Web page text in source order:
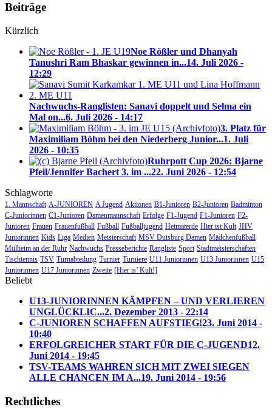
Beiträge
Kürzlich
Noe Rößler und Dhanyah
Tanushri Ram Bhaskar gewinnen in...14. Juli 2026 -
12:29
Nachwuchs-Ranglisten: Sanavi doppelt und Selma ein
Mal on...6. Juli 2026 - 14:17
3. Platz für
Maximiliam Böhm bei den Niederberg Junior...1. Juli
2026 - 10:35
Ruhrpott Cup 2026: Bjarne
Pfeil/Jennifer Bachert 3. im ...22. Juni 2026 - 12:54
Schlagworte
1. Mannschaft A-JUNIOREN A Jugend Aktionen B1-Junioren B2-Junioren Badminton
C-Juniorinnen C1-Junioren Damenmannschaft Erfolge F1-Jugend F1-Junioren F2-
Junioren Frauen Frauenfußball Fußball Fußballjugend Heimaterde Hier ist Kult JHV
Juniorinnen Kids Liga Medien Meisterschaft MSV Duisburg Damen Mädchenfußball
Mülheim an der Ruhr Nachwuchs Presseberichte Rangliste Sport Stadtmeisterschaften
Tischtennis TSV Turnabteilung Turnier Turniere U11 Juniorinnen U13 Juniorinnen U15
Juniorinnen U17 Juniorinnen Zweite [Hier is’ Kult!]
Beliebt
U13-JUNIORINNEN KÄMPFEN – UND VERLIEREN
UNGLÜCKLIC...2. Dezember 2013 - 22:14
C-JUNIOREN SCHAFFEN AUFSTIEG!23. Juni 2014 -
10:40
ERFOLGREICHER START FÜR DIE C-JUGEND12.
Juni 2014 - 19:45
TSV-TEAMS WAHREN SICH MIT ZWEI SIEGEN
ALLE CHANCEN IM A...19. Juni 2014 - 19:56
Rechtliches